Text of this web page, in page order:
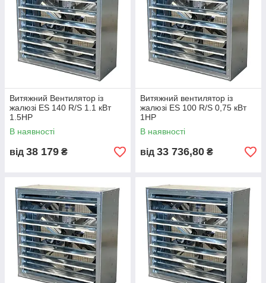
Витяжний Вентилятор із
жалюзі ES 140 R/S 1.1 кВт
1.5НР
В наявності
від 38 179 ₴
Витяжний вентилятор із
жалюзі ES 100 R/S 0,75 кВт
1НР
В наявності
від 33 736,80 ₴